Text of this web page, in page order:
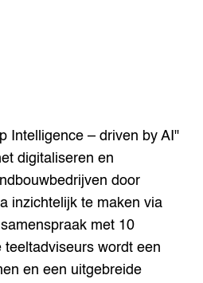
Intelligence – driven by AI"
digitaliseren en
door
inzichtelijk te maken via
met 10
teeltadviseurs wordt een
en een uitgebreide